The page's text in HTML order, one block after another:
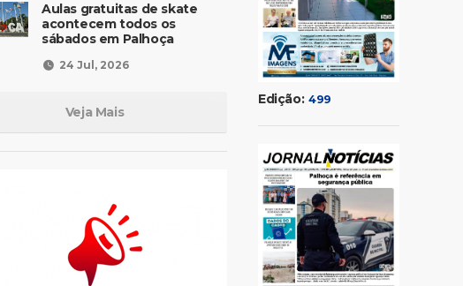
Aulas gratuitas de skate
acontecem todos os
sábados em Palhoça
24 Jul, 2026
Veja Mais
Edição: 499